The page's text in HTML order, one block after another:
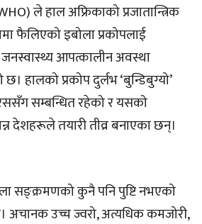
ले हाल अफ्रिकाको प्रजातान्त्रिक
फैलिएको इबोला प्रकोपलाई
जनस्वास्थ्य आपत्कालीन अवस्था
हालको प्रकोप दुर्लभ ‘बुन्डिबुग्यो’
सम्बन्धित रहेको र यसको
देशहरूले तयारी तीव्र बनाएका छन्।
सङ्क्रमणको कुनै पनि पुष्टि नभएको
अचानक उच्च ज्वरो, अत्यधिक कमजोरी,